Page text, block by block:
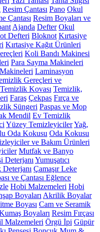
Resim Çantası Pano Okul
Çantası Resim Boyaları ve
Ajanda Defter Okul
Defteri Bloknot Kırtasiye
Kırtasiye Kağıt Ürünleri
Koli Bandı Makinesi
Para Sayma Makineleri
Laminasyon
Gereçleri ve
Temizlik Kovası Temizlik,
Faraş Çekpas Fırça ve
Süngeri Paspas ve Mop
Mendil Ev Temizlik
Yüzey TemizleyicilerYağ,
Oda Kokusu Oda Kokusu
ve Bakım Ürünleri
Mutfak ve Banyo
Deterjanı Yumuşatıcı
Deterjanı Çamaşır Leke
ve Çantası Eğlence
Hobi Malzemeleri Hobi
Boyaları Akrilik Boyalar
Boyası Cam ve Seramik
Boyaları Resim Fırçası
Malzemeleri Örgü İpi Güpür